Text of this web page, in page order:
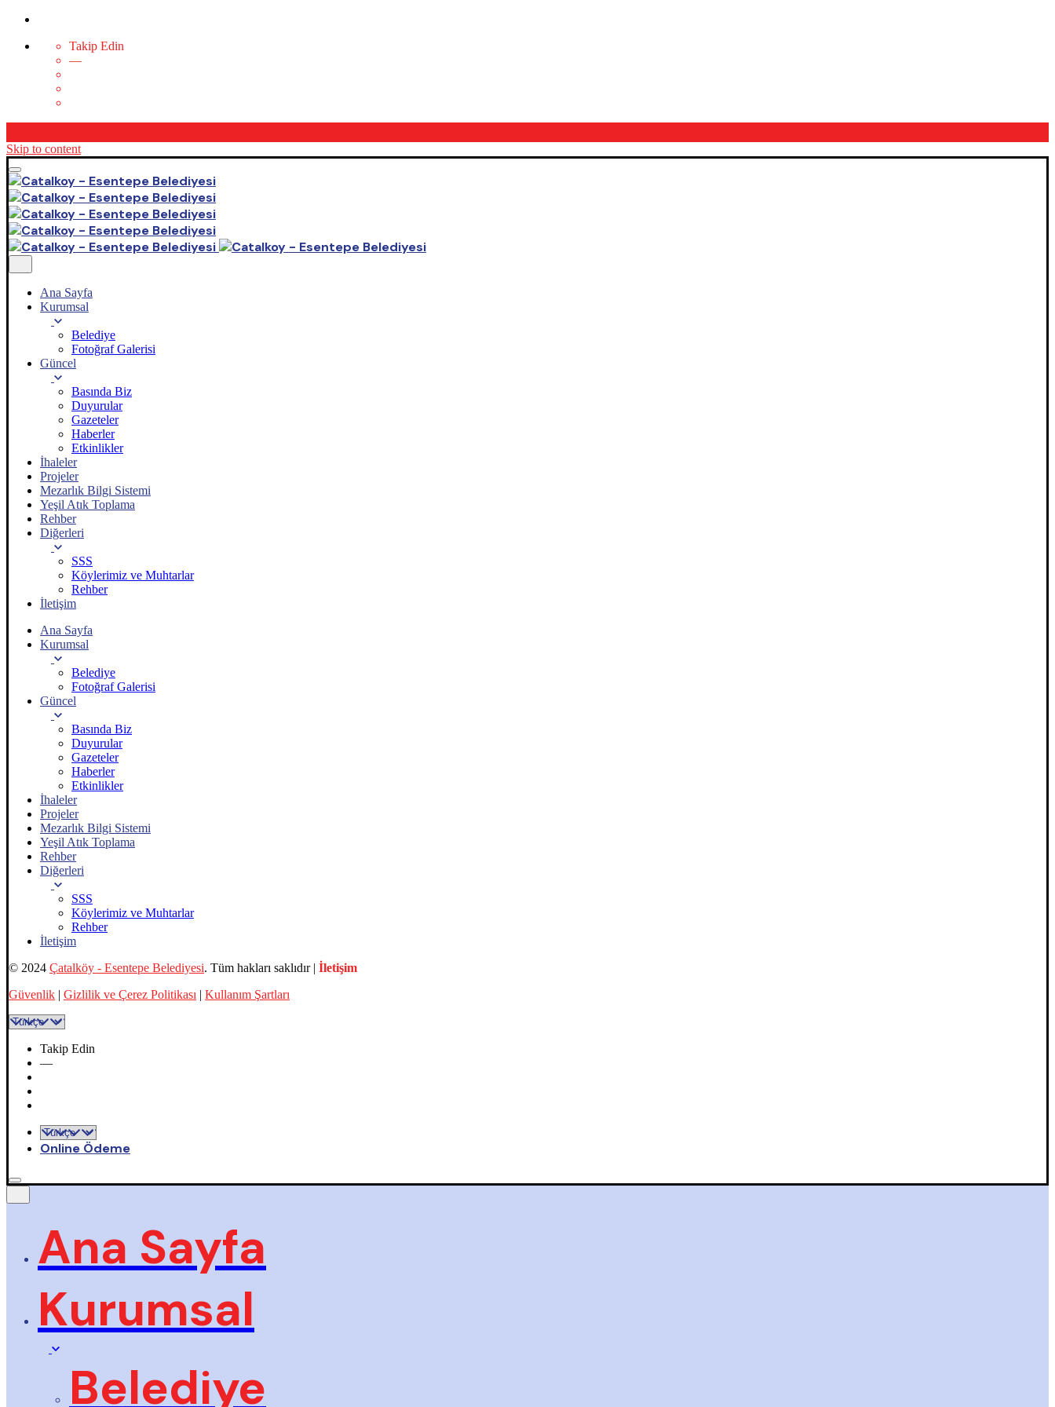
Takip Edin
—
Skip to content
Ana Sayfa
Kurumsal
Belediye
Fotoğraf Galerisi
Güncel
Basında Biz
Duyurular
Gazeteler
Haberler
Etkinlikler
İhaleler
Projeler
Mezarlık Bilgi Sistemi
Yeşil Atık Toplama
Rehber
Diğerleri
SSS
Köylerimiz ve Muhtarlar
Rehber
İletişim
Ana Sayfa
Kurumsal
Belediye
Fotoğraf Galerisi
Güncel
Basında Biz
Duyurular
Gazeteler
Haberler
Etkinlikler
İhaleler
Projeler
Mezarlık Bilgi Sistemi
Yeşil Atık Toplama
Rehber
Diğerleri
SSS
Köylerimiz ve Muhtarlar
Rehber
İletişim
© 2024 Çatalköy - Esentepe Belediyesi. Tüm hakları saklıdır | İletişim
Güvenlik | Gizlilik ve Çerez Politikası | Kullanım Şartları
Takip Edin
—
Online Ödeme
Ana Sayfa
Kurumsal
Belediye